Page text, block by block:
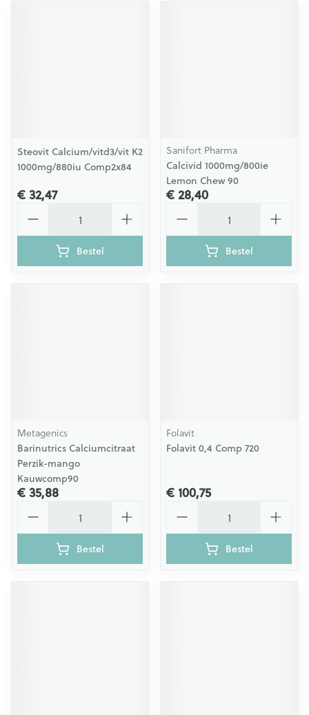
Steovit Calcium/vitd3/vit K2
1000mg/880iu Comp2x84
€ 32,47
Bestel
Sanifort Pharma
Calcivid 1000mg/800ie
Lemon Chew 90
€ 28,40
Bestel
Metagenics
Barinutrics Calciumcitraat
Perzik-mango
Kauwcomp90
€ 35,88
Bestel
Folavit
Folavit 0,4 Comp 720
€ 100,75
Bestel